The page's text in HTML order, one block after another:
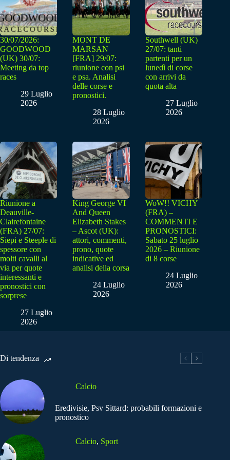
30/07/2026:
GOODWOOD
(UK) 30/07:
Meeting da top
races
29 Luglio
2026
MONT DE
MARSAN
[FRA] 29/07:
riunione con psi
e psa. Analisi
delle corse e
pronostici.
28 Luglio
2026
Southwell (UK)
27/07: tanti
partenti per un
lunedì di corse
con arrivi da
quota alta
27 Luglio
2026
Riunione a
Deauville-
Clairefontaine
(FRA) 27/07:
Siepi e Steeple di
spessore con
molti cavalli al
via per quote
interessanti e
pronostici con
sorprese
27 Luglio
2026
King George VI
And Queen
Elizabeth Stakes
– Ascot (UK):
attori, commenti,
prono, quote
indicative ed
analisi della corsa
24 Luglio
2026
WoW!! VICHY
(FRA) –
COMMENTI E
PRONOSTICI:
Sabato 25 luglio
2026 – Riunione
di 8 corse
24 Luglio
2026
Di tendenza
Calcio
Eredivisie, Psv Sittard: probabili formazioni e
pronostico
Calcio, Sport